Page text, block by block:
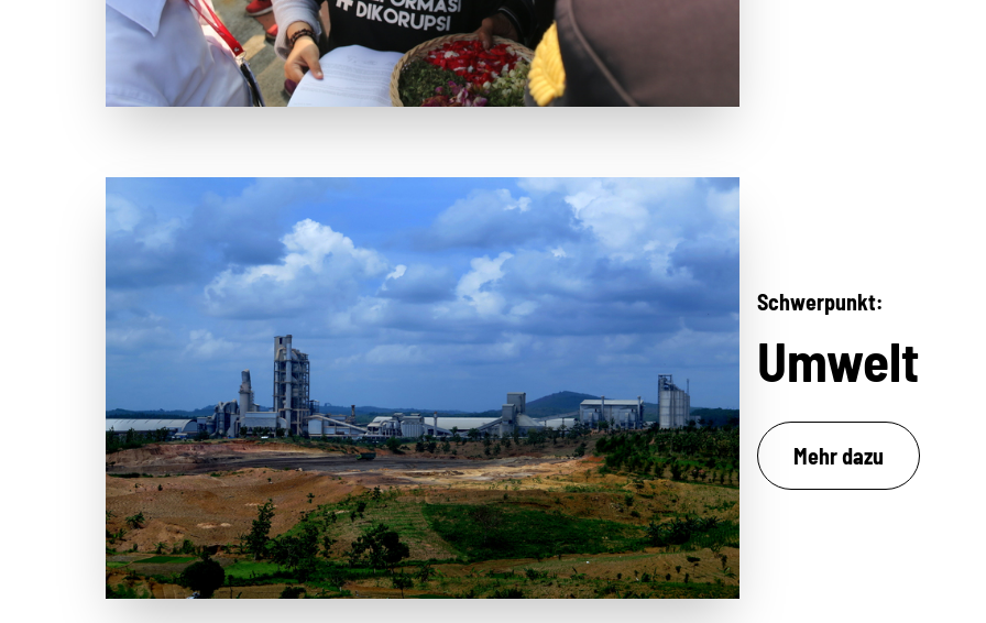
Schwerpunkt:
Umwelt
Mehr dazu